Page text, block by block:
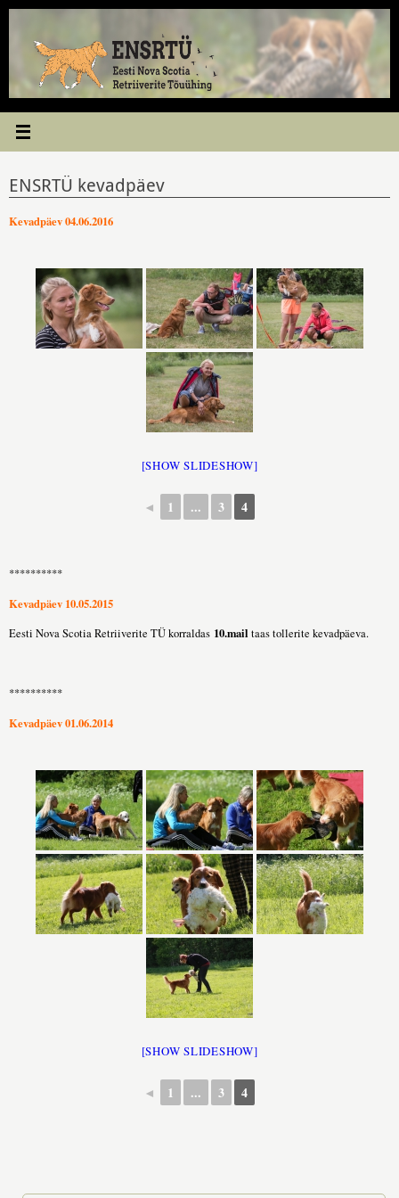
Skip
ENSRTÜ kevadpäev
Kevadpäev 04.06.2016
[SHOW SLIDESHOW]
◄ 1 ... 3 4
**********
Kevadpäev 10.05.2015
Eesti Nova Scotia Retriiverite TÜ korraldas 10.mail taas tollerite kevadpäeva.
**********
Kevadpäev 01.06.2014
[SHOW SLIDESHOW]
◄ 1 ... 3 4